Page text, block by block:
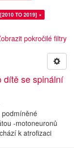
TO 2019] ×
pokročilé filtry
dítě se spinální
podmíněné
-motoneuronů
k atrofizaci